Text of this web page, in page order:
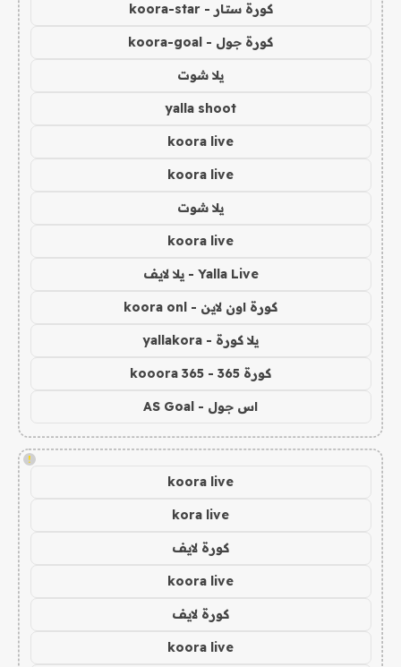
كورة ستار - koora-star
كورة جول - koora-goal
يلا شوت
yalla shoot
koora live
koora live
يلا شوت
koora live
Yalla Live - يلا لايف
كورة اون لاين - koora onl
يلا كورة - yallakora
كورة 365 - kooora 365
اس جول - AS Goal
!
koora live
kora live
كورة لايف
koora live
كورة لايف
koora live